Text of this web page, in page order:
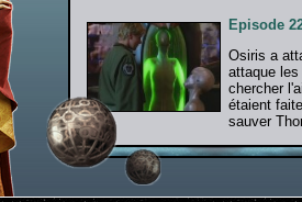
Episode
Osiris a
attaque
chercher
étaient
sauver